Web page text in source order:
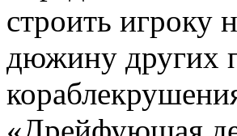
строить игроку
дюжину других